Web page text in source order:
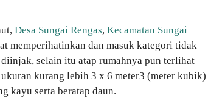
Desa Sungai Rengas, Kecamatan Sungai
memperihatinkan dan masuk kategori tidak
selain itu atap rumahnya pun terlihat
kurang lebih 3 x 6 meter3 (meter kubik)
kayu serta beratap daun.